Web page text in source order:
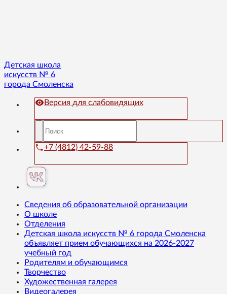
Детская школа
искусств № 6
города Смоленска
Версия для слабовидящих
+7 (4812) 42-59-88
Сведения об образовательной организации
О школе
Отделения
Детская школа искусств № 6 города Смоленска
объявляет прием обучающихся на 2026-2027
учебный год
Родителям и обучающимся
Творчество
Художественная галерея
Видеогалерея